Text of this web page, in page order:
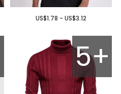
US$1.78 - US$3.12
5+